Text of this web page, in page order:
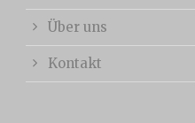
Über uns
Kontakt